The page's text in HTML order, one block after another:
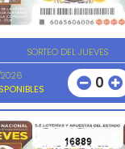
SORTEO DEL JUEVES
0
16889